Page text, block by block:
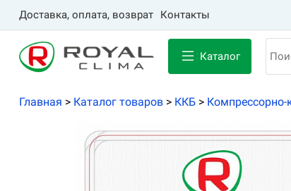
Доставка, оплата, возврат Контакты
Каталог
Главная > Каталог товаров > ККБ >